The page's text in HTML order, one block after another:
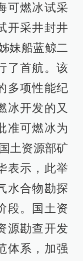
可燃冰试采
开采井封井
妹船蓝鲸二
了首航。该
多项性能纪
冰开发的又
准可燃冰为
土资源部矿
表示，此举
水合物勘探
段。国土资
源勘查开发
体系，加强